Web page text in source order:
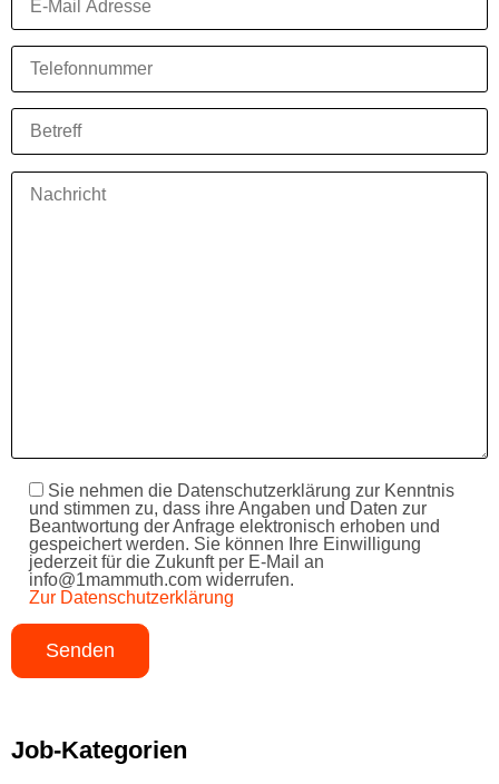
Sie nehmen die Datenschutzerklärung zur Kenntnis
und stimmen zu, dass ihre Angaben und Daten zur
Beantwortung der Anfrage elektronisch erhoben und
gespeichert werden. Sie können Ihre Einwilligung
jederzeit für die Zukunft per E-Mail an
info@1mammuth.com widerrufen.
Zur Datenschutzerklärung
Job-Kategorien